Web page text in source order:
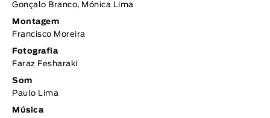
Gonçalo Branco, Mónica Lima
Montagem
Francisco Moreira
Fotografia
Faraz Fesharaki
Som
Paulo Lima
Música